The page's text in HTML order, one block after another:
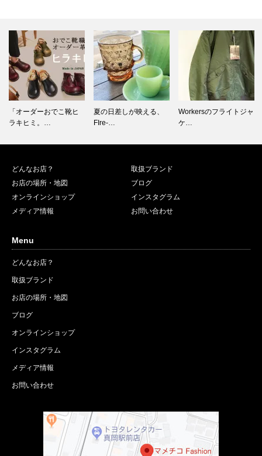
夏の日差しが映える、
FIre-…
Workersのフライトジャ
ケ…
心温まるホリディギフ
トに。海外…
どんなお店？
取扱ブランド
お店の場所・地図
ブログ
オンラインショップ
インスタグラム
メディア情報
お問い合わせ
Menu
どんなお店？
取扱ブランド
お店の場所・地図
ブログ
オンラインショップ
インスタグラム
メディア情報
お問い合わせ